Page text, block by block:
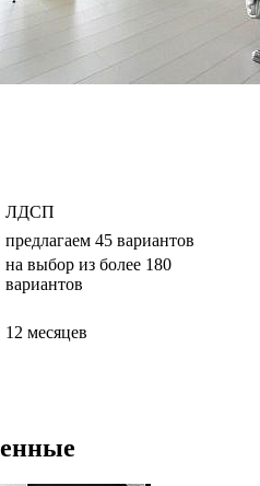
ЛДСП
предлагаем 45 вариантов
на выбор из более 180
вариантов
12 месяцев